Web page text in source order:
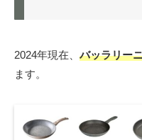
2024年現在、 バッラリー
ます。